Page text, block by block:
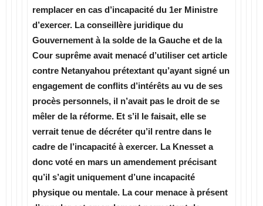
remplacer en cas d’incapacité du 1er Ministre
d’exercer. La conseillère juridique du
Gouvernement à la solde de la Gauche et de la
Cour suprême avait menacé d’utiliser cet article
contre Netanyahou prétextant qu’ayant signé un
engagement de conflits d’intérêts au vu de ses
procès personnels, il n’avait pas le droit de se
mêler de la réforme. Et s’il le faisait, elle se
verrait tenue de décréter qu’il rentre dans le
cadre de l’incapacité à exercer. La Knesset a
donc voté en mars un amendement précisant
qu’il s’agit uniquement d’une incapacité
physique ou mentale. La cour menace à présent